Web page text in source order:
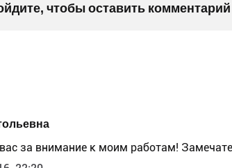
чтобы оставить комментарий
за внимание к моим работам!